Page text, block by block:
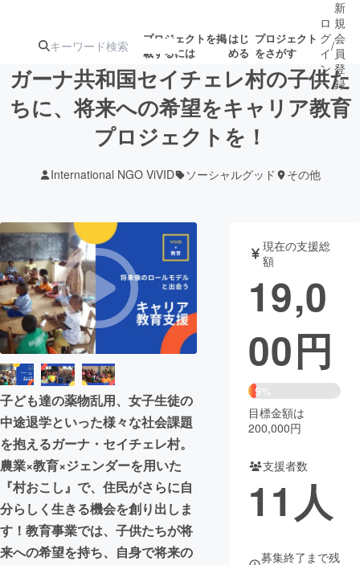
プロジェクトを掲
載するには
はじ
める
プロジェクト
をさがす
注目のリ
注目の新着プロ募集終了が近いプ
ロジェクト
テクノロジー・ガジェット
映像・映画 書籍・雑誌
ビジネス・起業 チャレンジ
まちづくり・地域活性化
CAMPFIRE for Social Good
CAMPFIRE Creation
CAMPFIREふるさと納税
コミュニティ
ロ
グ
イ
ン
/
新
規
会
員
登
録
ガーナ共和国セイチェレ村の子供た
ちに、将来への希望をキャリア教育
プロジェクトを！
International NGO ViVID ソーシャルグッド その他
子ども達の薬物乱用、女子生徒の
中途退学といった様々な社会課題
を抱えるガーナ・セイチェレ村。
農業×教育×ジェンダーを用いた
『村おこし』で、住民がさらに自
分らしく生きる機会を創り出しま
す！教育事業では、子供たちが将
来への希望を持ち、自身で将来の
現在の支援総
額
19,0
00円
9%
目標金額は
200,000円
支援者数
11 人
募集終了まで残